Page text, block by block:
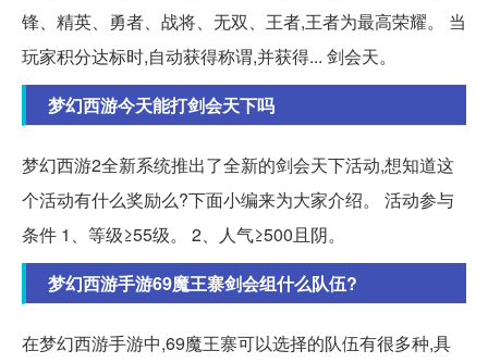
锋、精英、勇者、战将、无双、王者,王者为最高荣耀。 当
玩家积分达标时,自动获得称谓,并获得... 剑会天。
梦幻西游今天能打剑会天下吗
梦幻西游2全新系统推出了全新的剑会天下活动,想知道这
个活动有什么奖励么?下面小编来为大家介绍。 活动参与
条件 1、等级≥55级。 2、人气≥500且阴。
梦幻西游手游69魔王寨剑会组什么队伍?
在梦幻西游手游中,69魔王寨可以选择的队伍有很多种,具